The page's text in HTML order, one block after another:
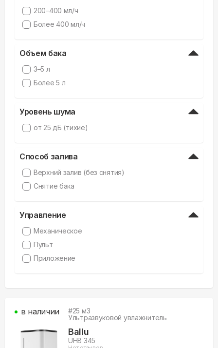
200–400 мл/ч
Более 400 мл/ч
Объем бака
3–5 л
Более 5 л
Уровень шума
от 25 дБ (тихие)
Способ залива
Верхний залив (без снятия)
Снятие бака
Управление
Механическое
Пульт
Приложение
#25 м3
Ультразвуковой увлажнитель
Ballu
UHB 345
в наличии